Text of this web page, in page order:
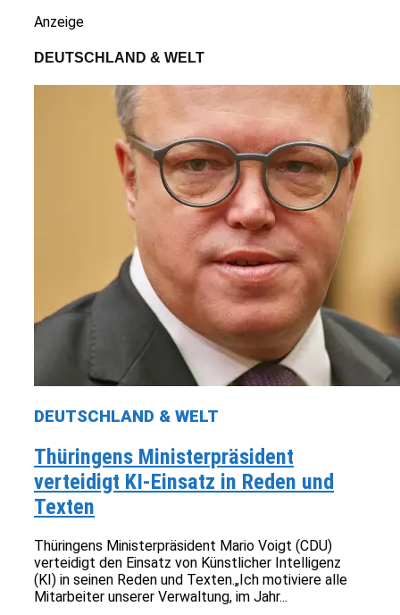
Anzeige
DEUTSCHLAND & WELT
DEUTSCHLAND & WELT
Thüringens Ministerpräsident
verteidigt KI-Einsatz in Reden und
Texten
Thüringens Ministerpräsident Mario Voigt (CDU)
verteidigt den Einsatz von Künstlicher Intelligenz
(KI) in seinen Reden und Texten.„Ich motiviere alle
Mitarbeiter unserer Verwaltung, im Jahr...